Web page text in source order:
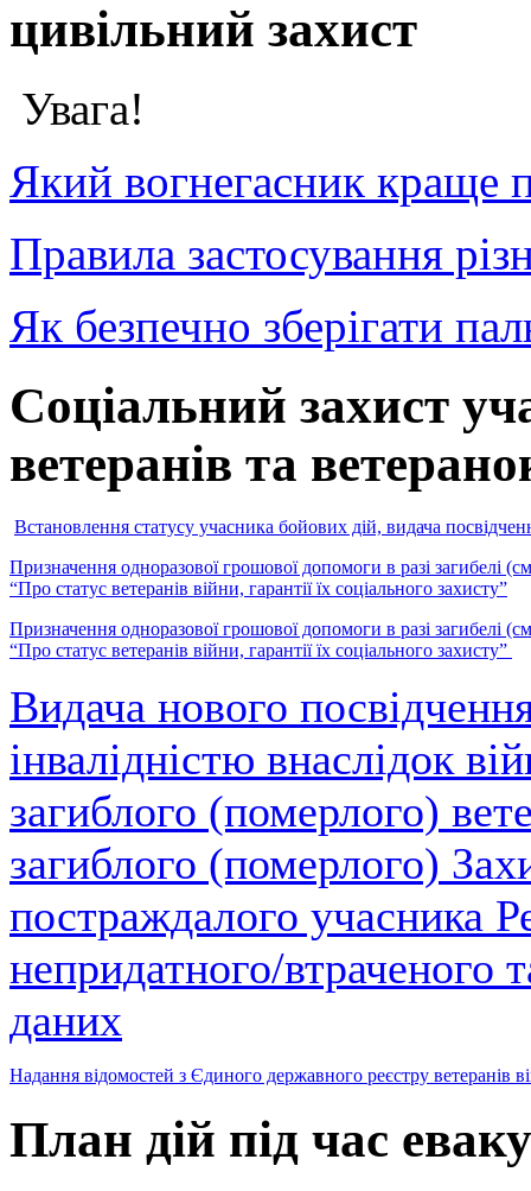
цивільний захист
Увага!
Який вогнегасник краще
Правила застосування
Як безпечно зберігати
Соціальний захист
ветеранів та
Встановлення статусу учасника бойових дій, видача
Призначення одноразової грошової допомоги в разі загибелі
“Про статус ветеранів війни, гарантії їх соціального захисту”
Призначення одноразової грошової допомоги в разі загибелі
“Про статус ветеранів війни, гарантії їх соціального захисту”
Видача нового
інвалідністю внаслідок
загиблого (померлого)
загиблого (померлого)
постраждалого учасника
непридатного/втраченого
даних
Надання відомостей з Єдиного державного реєстру ветеранів
План дій під час